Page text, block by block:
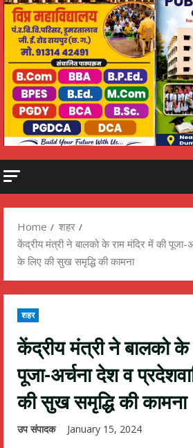
Home
शहर
केंद्रीय मंत्री ने बालको के राम मंदिर में की पूजा-
के लिए की सुख समृद्धि की कामना
शहर
केंद्रीय मंत्री ने बालको के
पूजा-अर्चना देश व
की सुख समृद्धि की कामना
उप संपादक January 15, 2024